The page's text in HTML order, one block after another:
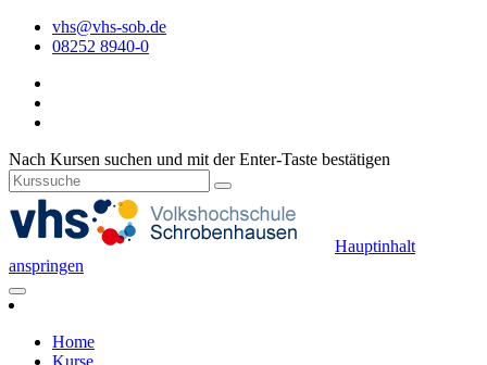
vhs@vhs-sob.de
08252 8940-0
Nach Kursen suchen und mit der Enter-Taste bestätigen
Hauptinhalt
anspringen
Home
Kurse